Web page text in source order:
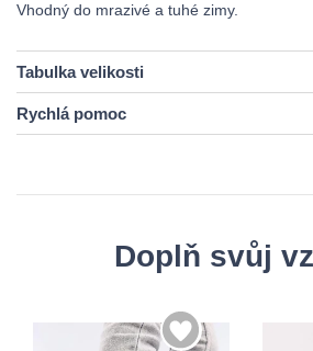
Vhodný do mrazivé a tuhé zimy.
Tabulka velikosti
Rychlá pomoc
Doplň svůj